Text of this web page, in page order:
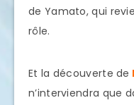
de Yamato, qui
rôle.
Et la découverte de
n’interviendra que